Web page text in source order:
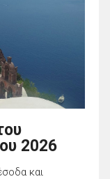
2026
και